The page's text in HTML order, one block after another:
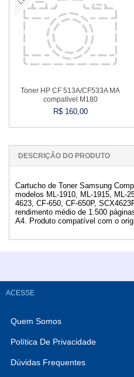
Toner HP CF 513A/CF533A MA
compatível M180
R$ 160,00
DESCRIÇÃO DO PRODUTO
Cartucho de Toner Samsung
modelos ML-1910, ML-1915, ML-
4623, CF-650, CF-650P,
rendimento médio de 1.500
A4. Produto compatível com o
ACESSE
Quem Somos
Política De Privacidade
Dúvidas Frequentes